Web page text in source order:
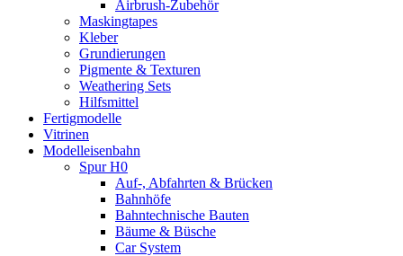
Airbrush-Zubehör
Maskingtapes
Kleber
Grundierungen
Pigmente & Texturen
Weathering Sets
Hilfsmittel
Fertigmodelle
Vitrinen
Modelleisenbahn
Spur H0
Auf-, Abfahrten & Brücken
Bahnhöfe
Bahntechnische Bauten
Bäume & Büsche
Car System